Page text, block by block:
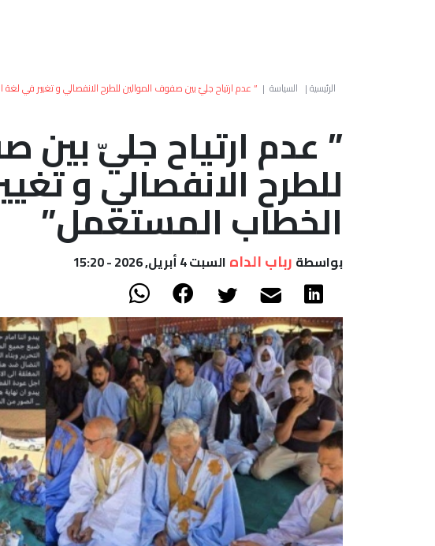
الرئيسية| السياسة | ” عدم ارتياح جليّ بين صفوف الموالين للطرح الانفصالي و تغيير في
” عدم ارتياح جليّ بين
للطرح الانفصالي و
الخطاب المستعمل”
بواسطة رباب الداه السبت 4 أبريل, 2026 - 15:20